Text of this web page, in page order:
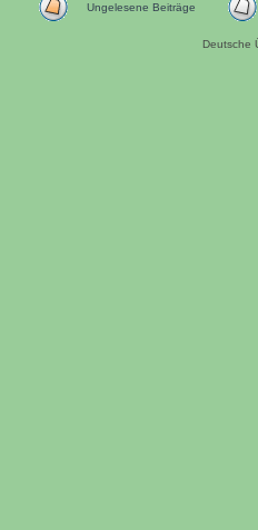
Ungelesene Beiträge
Deutsche